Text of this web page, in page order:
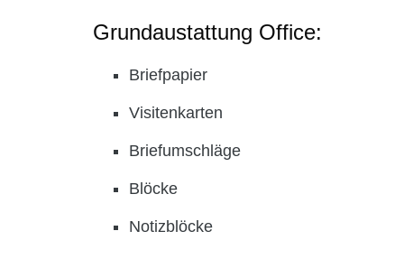
Grundaustattung Office:
Briefpapier
Visitenkarten
Briefumschläge
Blöcke
Notizblöcke